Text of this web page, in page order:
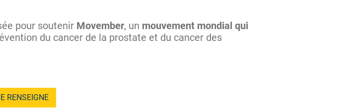
pour soutenir Movember, un mouvement mondial qui
du cancer de la prostate et du cancer des
RENSEIGNE